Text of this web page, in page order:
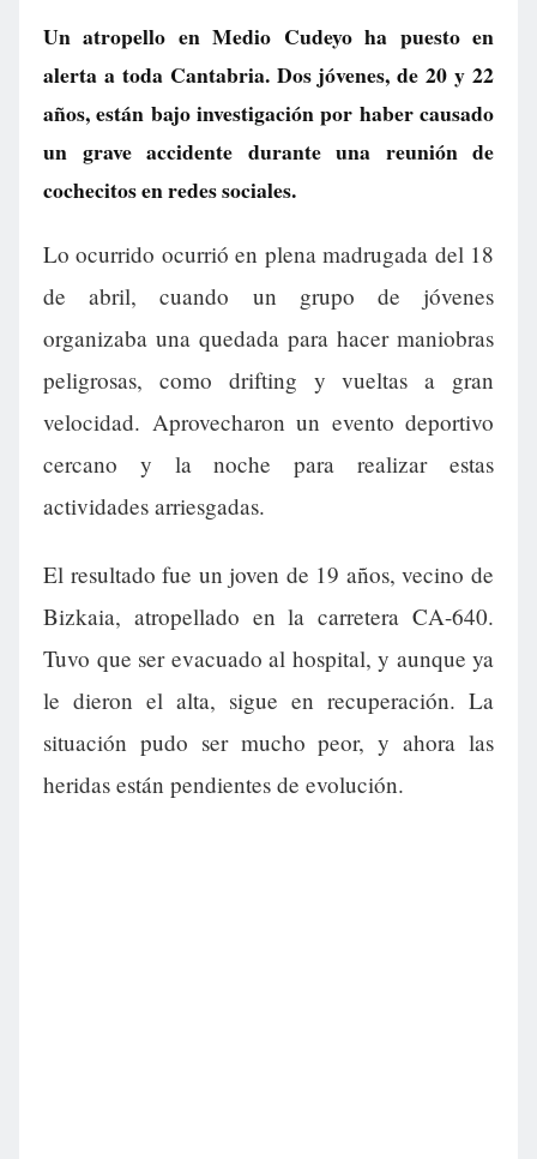
Un atropello en Medio Cudeyo ha puesto en
alerta a toda Cantabria. Dos jóvenes, de 20 y 22
años, están bajo investigación por haber causado
un grave accidente durante una reunión de
cochecitos en redes sociales.
Lo ocurrido ocurrió en plena madrugada del 18
de abril, cuando un grupo de jóvenes
organizaba una quedada para hacer maniobras
peligrosas, como drifting y vueltas a gran
velocidad. Aprovecharon un evento deportivo
cercano y la noche para realizar estas
actividades arriesgadas.
El resultado fue un joven de 19 años, vecino de
Bizkaia, atropellado en la carretera CA-640.
Tuvo que ser evacuado al hospital, y aunque ya
le dieron el alta, sigue en recuperación. La
situación pudo ser mucho peor, y ahora las
heridas están pendientes de evolución.